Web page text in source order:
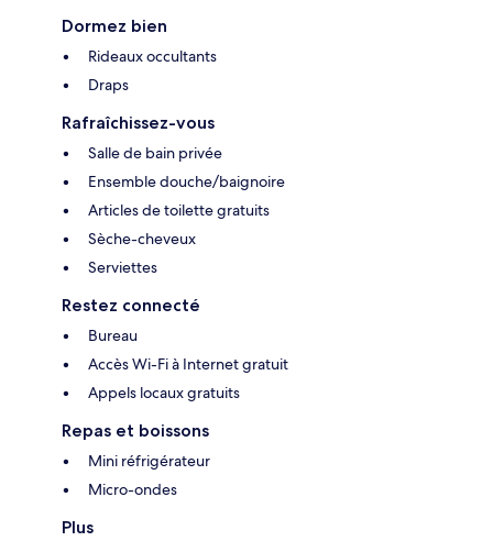
Dormez bien
Rideaux occultants
Draps
Rafraîchissez-vous
Salle de bain privée
Ensemble douche/baignoire
Articles de toilette gratuits
Sèche-cheveux
Serviettes
Restez connecté
Bureau
Accès Wi-Fi à Internet gratuit
Appels locaux gratuits
Repas et boissons
Mini réfrigérateur
Micro-ondes
Plus